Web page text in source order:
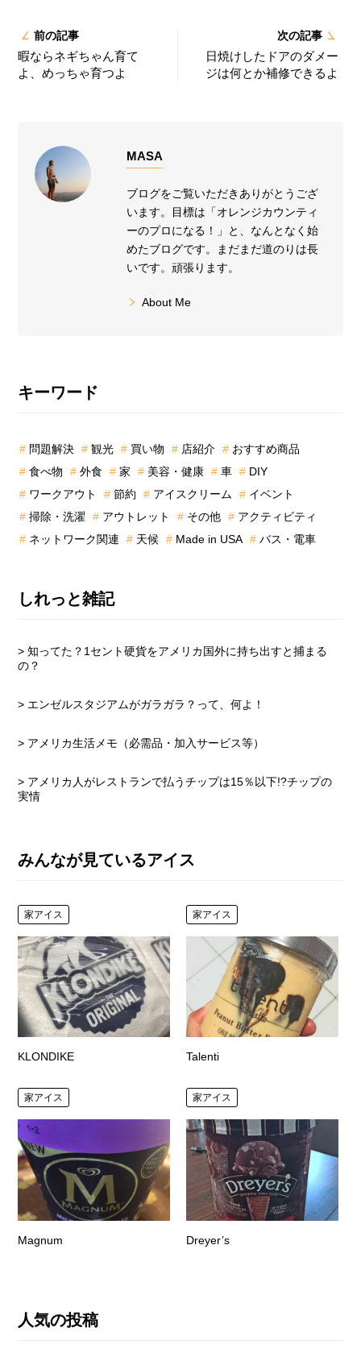
前の記事
暇ならネギちゃん育て
よ、めっちゃ育つよ
次の記事
日焼けしたドアのダメー
ジは何とか補修できるよ
MASA
ブログをご覧いただきありがとうござ
います。目標は「オレンジカウンティ
ーのプロになる！」と、なんとなく始
めたブログです。まだまだ道のりは長
いです。頑張ります。
About Me
最
サ
イ
ド
バ
ー
キーワード
問題解決 観光 買い物 店紹介
おすすめ商品
食べ物
外食 家 美容・健康 車
DIY
ワークアウト
節約 アイスクリーム
イベント
掃除・洗濯
アウトレット その他
アクティビティ
ネットワーク関連
天候 Made in USA バス・電車
しれっと雑記
> 知ってた？1セント硬貨をアメリカ国外に持ち出すと捕まる
の？
> エンゼルスタジアムがガラガラ？って、何よ！
> アメリカ生活メモ（必需品・加入サービス等）
> アメリカ人がレストランで払うチップは15％以下!?チップの
実情
みんなが見ているアイス
家アイス
KLONDIKE
家アイス
Talenti
家アイス
Magnum
家アイス
Dreyer’s
人気の投稿